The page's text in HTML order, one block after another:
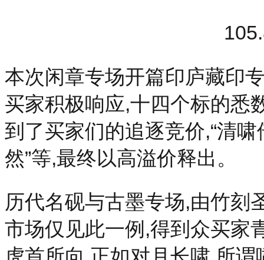
本次闲章专场开篇印庐藏印
买家积极响应,十四个标的悉
到了买家们的追逐竞价,“清啸
然”等,最终以高溢价释出。
历代名砚与古墨专场,由竹刻
市场仅见此一例,得到众买家